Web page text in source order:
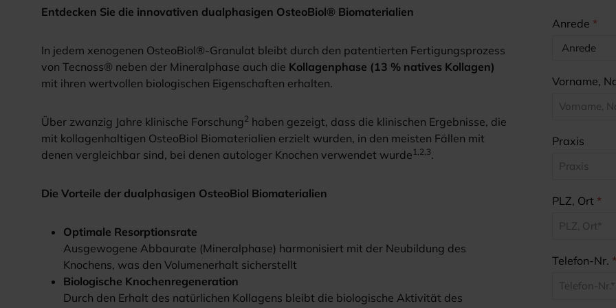
Entdecken Sie die innovativen dualphasigen OsteoBiol® Biomaterialien
In jedem xenogenen OsteoBiol®-Granulat bleibt durch den patentierten Fertigungsprozess
von Tecnoss® neben der Mineralphase auch die Kollagenphase (13 % natives Kollagen)
mit ihren wertvollen biologischen Eigenschaften erhalten.
Über zwanzig Jahre klinische Forschung2 haben gezeigt, dass die klinischen Ergebnisse, die
mit kollagenhaltigen OsteoBiol Biomaterialien erzielt wurden, in den meisten Fällen mit
denen vergleichbar sind, bei denen autologer Knochen verwendet wurde 1,2,3.
Die Vorteile der dualphasigen OsteoBiol Biomaterialien
Optimale Resorptionsrate
Ausgewogene Abbaurate (Mineralphase) harmonisiert mit der Neubildung des
Knochens, was den Volumenerhalt sicherstellt
Biologische Knochenregeneration
Durch den Erhalt des natürlichen Kollagens bleibt die biologische Aktivität des
Anrede *
Vorname,
Praxis
PLZ, Ort *
Telefon-Nr. *